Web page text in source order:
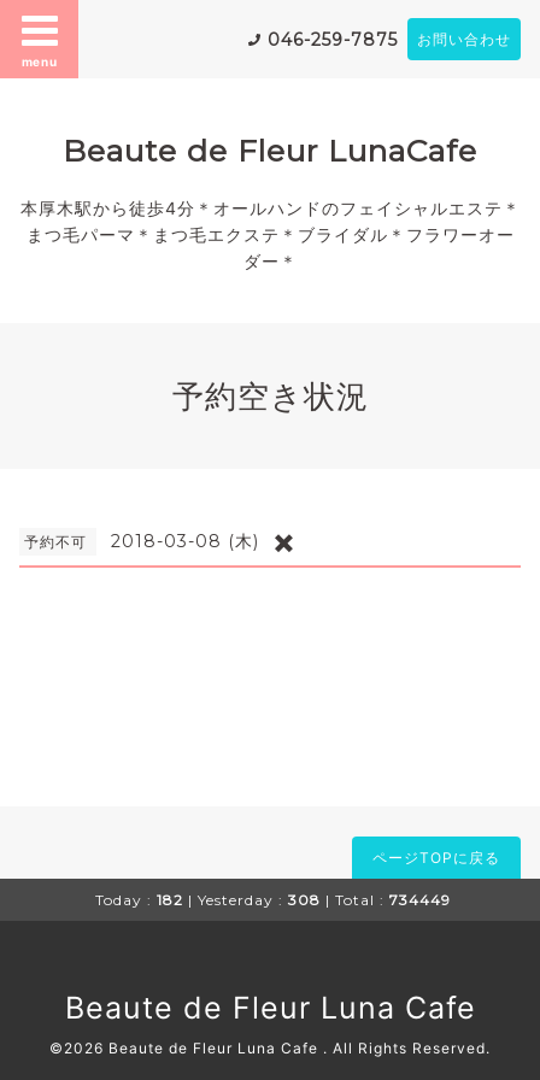
menu
046-259-7875 お問い合わせ
Beaute de Fleur LunaCafe
本厚木駅から徒歩4分＊オールハンドのフェイシャルエステ＊
まつ毛パーマ＊まつ毛エクステ＊ブライダル＊フラワーオー
ダー＊
予約空き状況
予約不可 2018-03-08 (木) ✖️
ページTOPに戻る
Today : 182 | Yesterday : 308 | Total : 734449
Beaute de Fleur Luna Cafe
©2026 Beaute de Fleur Luna Cafe . All Rights Reserved.